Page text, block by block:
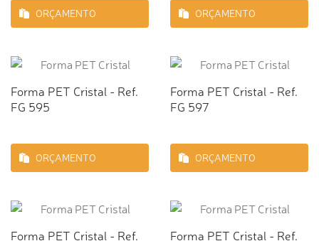
ORÇAMENTO ORÇAMENTO
Forma PET Cristal - Ref.
FG 595
ORÇAMENTO
Forma PET Cristal - Ref.
FG 597
ORÇAMENTO
Forma PET Cristal - Ref.
Forma PET Cristal - Ref.